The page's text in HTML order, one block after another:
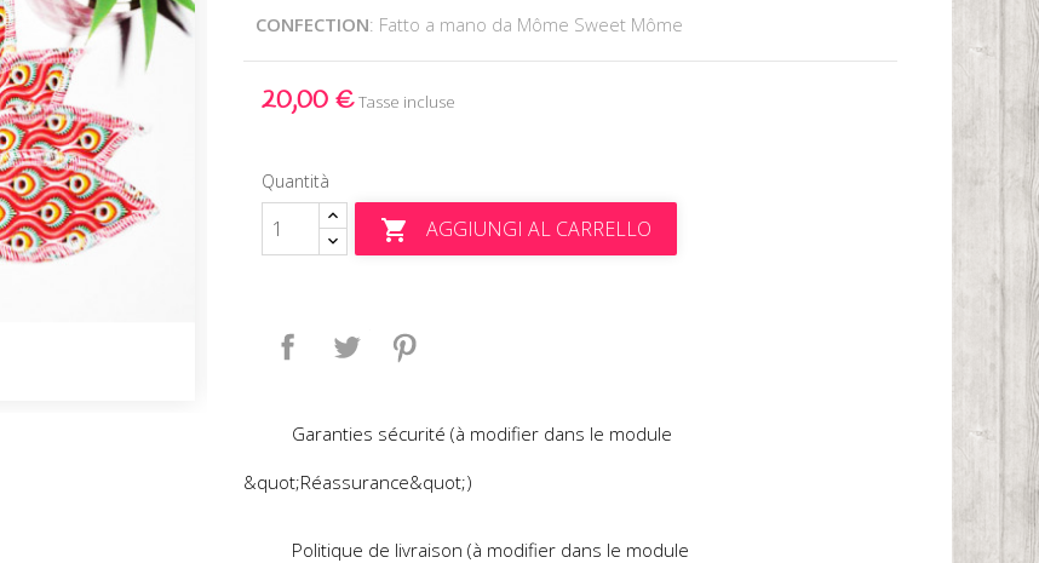
CONFECTION: Fatto a mano da Môme Sweet Môme
20,00 €Tasse incluse
Quantità
 AGGIUNGI AL CARRELLO
Condividi Twitta
Garanties sécurité (à modifier dans le module
&quot;Réassurance&quot;)
Politique de livraison (à modifier dans le module